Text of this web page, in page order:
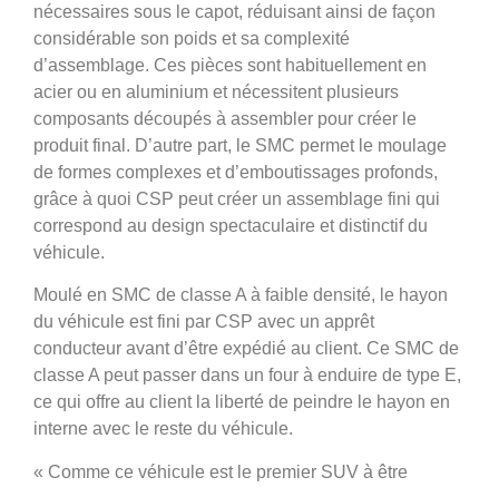
nécessaires sous le capot, réduisant ainsi de façon
considérable son poids et sa complexité
d’assemblage. Ces pièces sont habituellement en
acier ou en aluminium et nécessitent plusieurs
composants découpés à assembler pour créer le
produit final. D’autre part, le SMC permet le moulage
de formes complexes et d’emboutissages profonds,
grâce à quoi CSP peut créer un assemblage fini qui
correspond au design spectaculaire et distinctif du
véhicule.
Moulé en SMC de classe A à faible densité, le hayon
du véhicule est fini par CSP avec un apprêt
conducteur avant d’être expédié au client. Ce SMC de
classe A peut passer dans un four à enduire de type E,
ce qui offre au client la liberté de peindre le hayon en
interne avec le reste du véhicule.
« Comme ce véhicule est le premier SUV à être